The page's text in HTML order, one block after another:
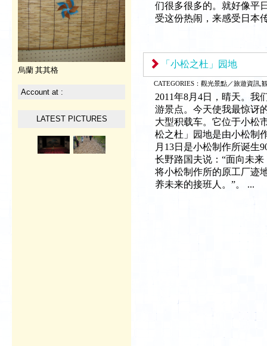
烏蘭 其其格
Account at :
LATEST PICTURES
们很多很多的。就好像平
受这份热闹，来感受日本
「小松之杜」园地
CATEGORIES： 觀光景點／旅遊資訊,
2011年8月4日，晴天。我
游景点。今天使我最惊讶
大型积载车。它位于小松
松之杜」园地是由小松制
月13日是小松制作所诞生
长野路国夫说：“面向未来
将小松制作所的原工厂迹
养未来的接班人。”。 ...